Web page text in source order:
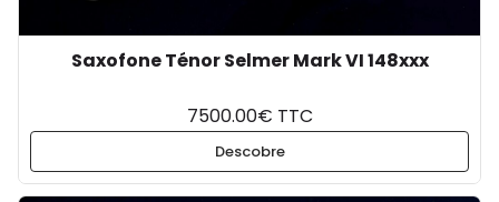
Saxofone Ténor Selmer Mark VI 148xxx
7500.00€ TTC
Descobre